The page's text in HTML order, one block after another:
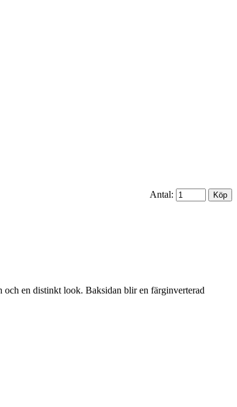
Antal:
en distinkt look. Baksidan blir en färginverterad